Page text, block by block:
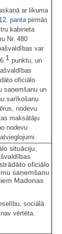
ar likuma
12. pantapirmās
kabineta
Nr. 480
var
1 punktu, un
oficiālo
saņemšanu un
sarīkošanu
nodevu
maksātāju
nodevu
situāciju,
oficiālo
saņemšanu
Madonas
sociālā
vērtēta.